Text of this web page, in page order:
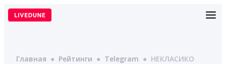
Перейти
Главная ● Рейтинги ● Telegram ● НЕКЛАСИКО